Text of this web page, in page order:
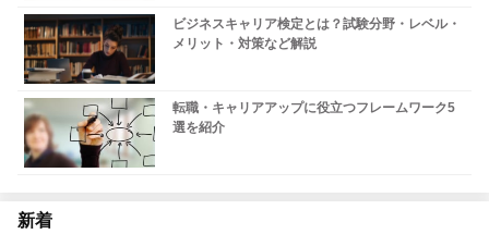
ビジネスキャリア検定とは？試験分野・レベル・
メリット・対策など解説
転職・キャリアアップに役立つフレームワーク5
選を紹介
新着